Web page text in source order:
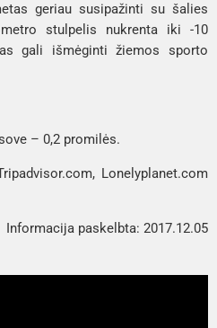
geriau susipažinti su šalies
stulpelis nukrenta iki -10
gali išmėginti žiemos sporto
– 0,2 promilės.
Lonelyplanet.com
Informacija paskelbta: 2017.12.05